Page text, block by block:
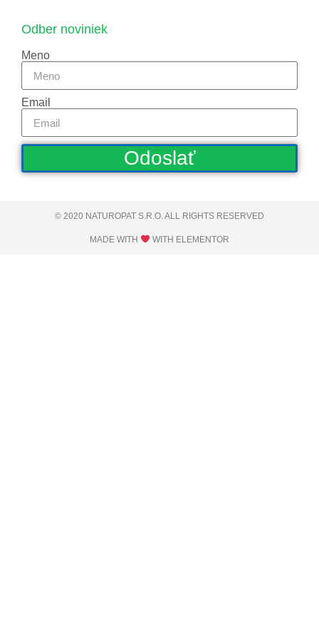
Odber noviniek
Meno
Email
Odoslať
© 2020 NATUROPAT S.R.O. ALL RIGHTS RESERVED​
MADE WITH WITH ELEMENTOR​